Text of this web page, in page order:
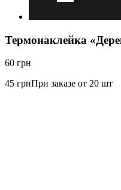
Термонаклейка
60 грн
45 грнПри заказе от 20 шт